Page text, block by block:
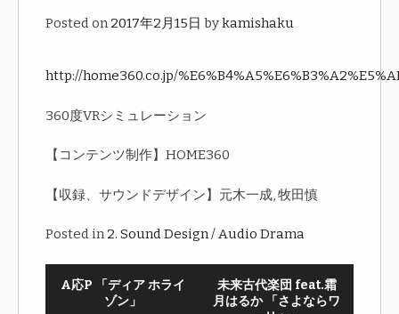
Posted on2017年2月15日 bykamishaku
http://home360.co.jp/
360度VRシミュレーション
【コンテンツ制作】HOME360
【収録、サウンドデザイン】元木一成, 牧田慎
Posted in2. Sound Design / Audio Drama
A応P 「ディア ホライ
ゾン」
未来古代楽団 feat.霜
月はるか 「さよならワ